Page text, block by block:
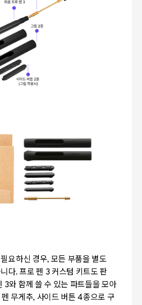
요하신 경우, 모든 부품을 별도
다. 프로 펜 3 커스텀 키트도 판
3와 함께 쓸 수 있는 파트들을 모아
무게추, 사이드 버튼 4종으로 구